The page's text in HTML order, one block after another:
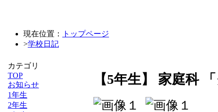
現在位置：
トップページ
>学校日記